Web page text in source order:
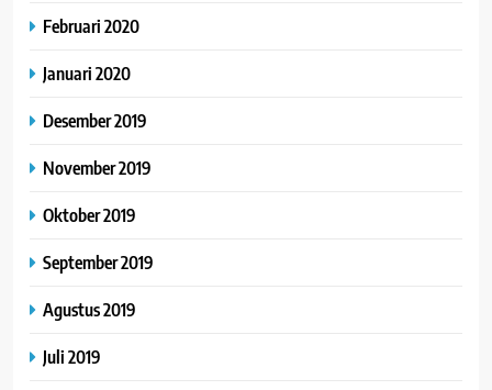
Februari 2020
Januari 2020
Desember 2019
November 2019
Oktober 2019
September 2019
Agustus 2019
Juli 2019